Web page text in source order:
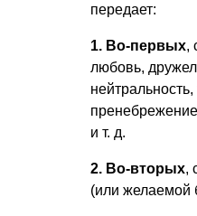
передает:
1. Во-первых,
любовь,
и т. д.
2. Во-вторых,
(или желаемой